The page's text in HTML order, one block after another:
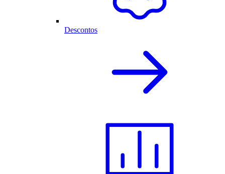
Descontos